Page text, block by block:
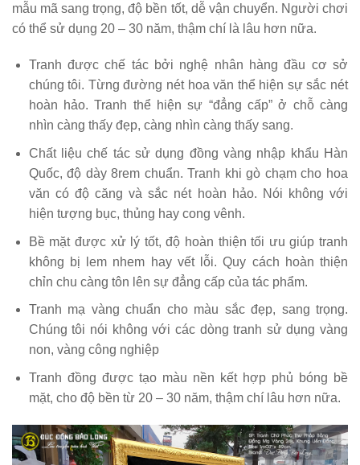
mẫu mã sang trọng, độ bền tốt, dễ vận chuyển. Người chơi
có thể sử dụng 20 – 30 năm, thậm chí là lâu hơn nữa.
Tranh được chế tác bởi nghệ nhân hàng đầu cơ sở
chúng tôi. Từng đường nét hoa văn thể hiện sự sắc nét
hoàn hảo. Tranh thể hiện sự “đẳng cấp” ở chỗ càng
nhìn càng thấy đẹp, càng nhìn càng thấy sang.
Chất liệu chế tác sử dụng đồng vàng nhập khẩu Hàn
Quốc, độ dày 8rem chuẩn. Tranh khi gò chạm cho hoa
văn có độ căng và sắc nét hoàn hảo. Nói không với
hiện tượng bục, thủng hay cong vênh.
Bề mặt được xử lý tốt, độ hoàn thiện tối ưu giúp tranh
không bị lem nhem hay vết lỗi. Quy cách hoàn thiện
chỉn chu càng tôn lên sự đẳng cấp của tác phẩm.
Tranh mạ vàng chuẩn cho màu sắc đẹp, sang trọng.
Chúng tôi nói không với các dòng tranh sử dụng vàng
non, vàng công nghiệp
Tranh đồng được tạo màu nền kết hợp phủ bóng bề
mặt, cho độ bền từ 20 – 30 năm, thậm chí lâu hơn nữa.